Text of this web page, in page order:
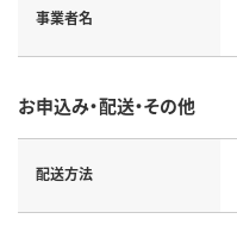
事業者名
お申込み・配送・その他
配送方法